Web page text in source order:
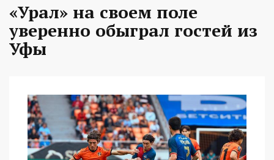
«Урал» на своем поле
уверенно обыграл гостей из
Уфы